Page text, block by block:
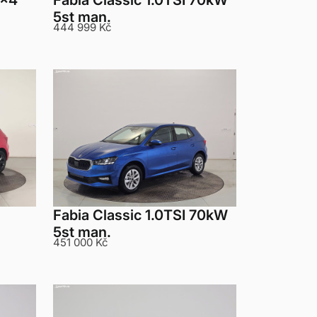
5st man.
444 999 Kč
Fabia Classic 1.0TSI 70kW
5st man.
451 000 Kč